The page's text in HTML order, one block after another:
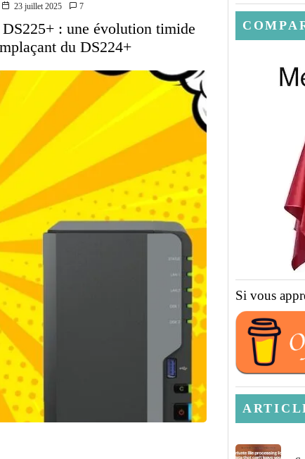
23 juillet 2025 7
: une évolution timide
du DS224+
Si vous